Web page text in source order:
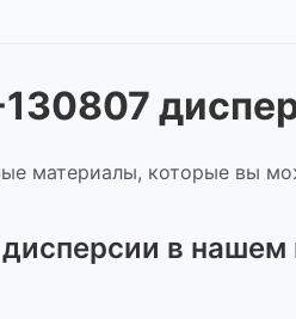
130807
материалы, которые вы
в нашем